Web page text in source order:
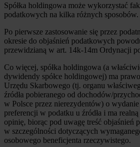
Spółka holdingowa może wykorzystać
podatkowych na kilka różnych sposobów.
Po pierwsze zastosowanie się przez
okresie do objaśnień podatkowych
przewidzianą w art. 14k-14m Ordynacji
Co więcej, spółka holdingowa (a
dywidendy spółce holdingowej) ma
Urzędu Skarbowego (tj. organu
źródła pobieranego od dochodów/
w Polsce przez nierezydentów) o
preferencji w podatku u źródła i ma realną
opinię, biorąc pod uwagę treść objaśnień
w szczególności dotyczących
osobowego beneficjenta rzeczywistego.